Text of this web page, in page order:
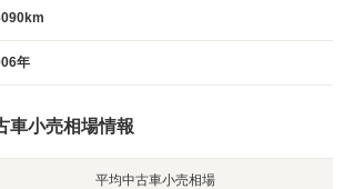
年
車小売相場情報
平均中古車小売相場